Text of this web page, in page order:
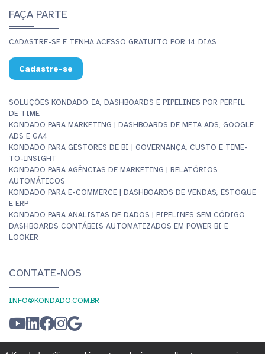
FAÇA PARTE
CADASTRE-SE E TENHA ACESSO GRATUITO POR 14 DIAS
Cadastre-se
SOLUÇÕES KONDADO: IA, DASHBOARDS E PIPELINES POR PERFIL
DE TIME
KONDADO PARA MARKETING | DASHBOARDS DE META ADS, GOOGLE
ADS E GA4
KONDADO PARA GESTORES DE BI | GOVERNANÇA, CUSTO E TIME-
TO-INSIGHT
KONDADO PARA AGÊNCIAS DE MARKETING | RELATÓRIOS
AUTOMÁTICOS
KONDADO PARA E-COMMERCE | DASHBOARDS DE VENDAS, ESTOQUE
E ERP
KONDADO PARA ANALISTAS DE DADOS | PIPELINES SEM CÓDIGO
DASHBOARDS CONTÁBEIS AUTOMATIZADOS EM POWER BI E
LOOKER
CONTATE-NOS
INFO@KONDADO.COM.BR